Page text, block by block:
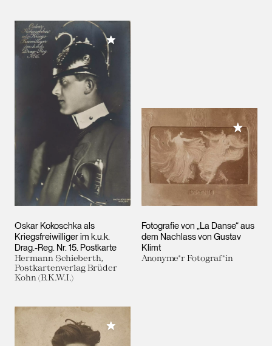
Oskar Kokoschka als
Kriegsfreiwilliger im k.u.k.
Drag.-Reg. Nr. 15. Postkarte
Hermann Schieberth,
Postkartenverlag Brüder
Kohn (B.K.W.I.)
Meiner Sammlung hinzufügen
Fotografie von „La Danse“ aus
dem Nachlass von Gustav
Klimt
Anonyme*r Fotograf*in
Meiner
Meiner Sammlung hinzufügen